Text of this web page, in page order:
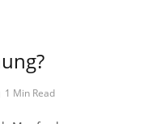
1 Min Read